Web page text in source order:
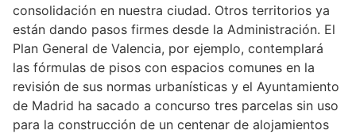
consolidación en nuestra ciudad. Otros territorios ya
están dando pasos firmes desde la Administración. El
Plan General de Valencia, por ejemplo, contemplará
las fórmulas de pisos con espacios comunes en la
revisión de sus normas urbanísticas y el Ayuntamiento
de Madrid ha sacado a concurso tres parcelas sin uso
para la construcción de un centenar de alojamientos